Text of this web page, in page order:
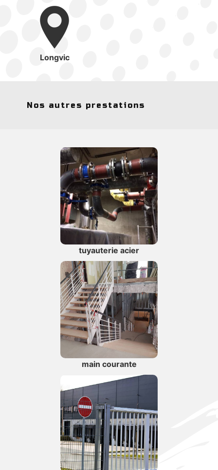
Longvic
Nos autres prestations
tuyauterie acier
main courante